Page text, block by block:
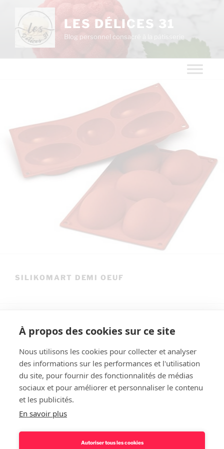
LES DÉLICES 31
Blog personnel consacré à la pâtisserie
SILIKOMART DEMI OEUF
Rechercher
À propos des cookies sur ce site
Nous utilisons les cookies pour collecter et analyser
des informations sur les performances et l'utilisation
du site, pour fournir des fonctionnalités de médias
sociaux et pour améliorer et personnaliser le contenu
et les publicités.
En savoir plus
Autoriser tous les cookies